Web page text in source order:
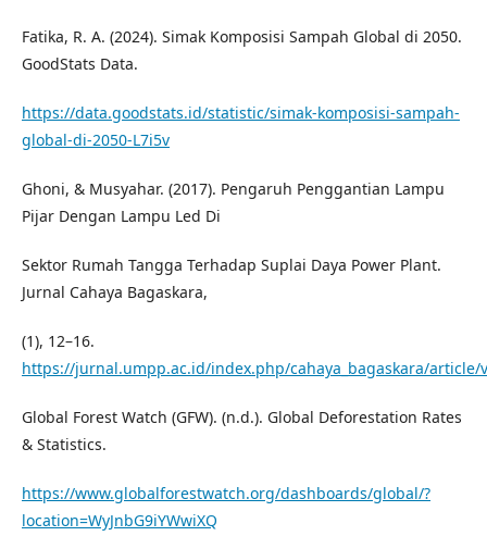
Fatika, R. A. (2024). Simak Komposisi Sampah Global di 2050.
GoodStats Data.
https://data.goodstats.id/statistic/simak-komposisi-sampah-
global-di-2050-L7i5v
Ghoni, & Musyahar. (2017). Pengaruh Penggantian Lampu
Pijar Dengan Lampu Led Di
Sektor Rumah Tangga Terhadap Suplai Daya Power Plant.
Jurnal Cahaya Bagaskara,
(1), 12–16.
https://jurnal.umpp.ac.id/index.php/cahaya_bagaskara/article/
Global Forest Watch (GFW). (n.d.). Global Deforestation Rates
& Statistics.
https://www.globalforestwatch.org/dashboards/global/?
location=WyJnbG9iYWwiXQ